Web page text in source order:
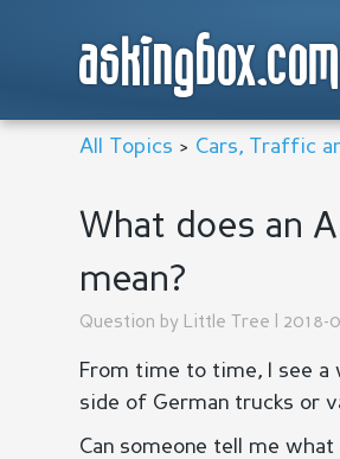
askingbox.com
All Topics > Cars, Traffic
What does an
mean?
Question by Little Tree | 2018-
From time to time, I see
side of German trucks or
Can someone tell me